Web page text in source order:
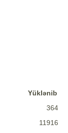
Yüklənib
364
11916